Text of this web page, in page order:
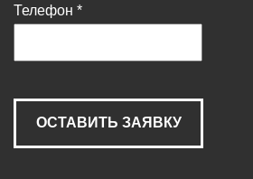
Телефон *
ОСТАВИТЬ ЗАЯВКУ